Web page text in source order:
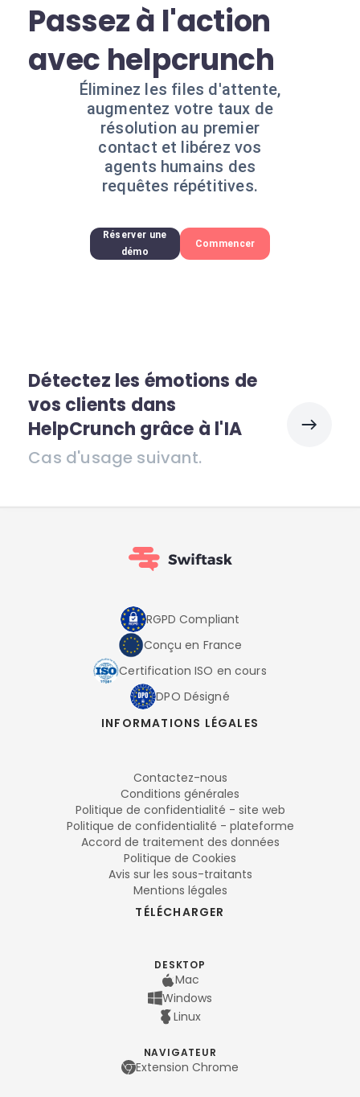
Passez à l'action
avec helpcrunch
Éliminez les files d'attente,
augmentez votre taux de
résolution au premier
contact et libérez vos
agents humains des
requêtes répétitives.
Réserver une
démo
Commencer
Détectez les émotions de
vos clients dans
HelpCrunch grâce à l'IA
Cas d'usage suivant.
RGPD Compliant
Conçu en France
Certification ISO en cours
DPO Désigné
INFORMATIONS LÉGALES
Contactez-nous
Conditions générales
Politique de confidentialité - site web
Politique de confidentialité - plateforme
Accord de traitement des données
Politique de Cookies
Avis sur les sous-traitants
Mentions légales
TÉLÉCHARGER
DESKTOP
Mac
Windows
Linux
NAVIGATEUR
Extension Chrome